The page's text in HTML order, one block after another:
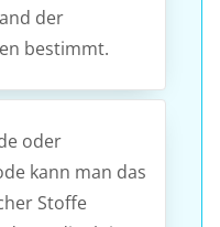
der
bestimmt.
oder
kann man das
Stoffe